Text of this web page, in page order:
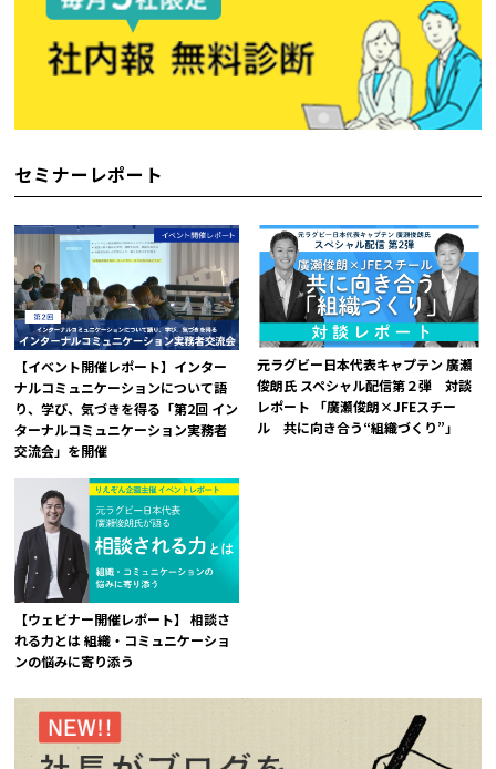
セミナーレポート
【イベント開催レポート】インター
ナルコミュニケーションについて語
り、学び、気づきを得る「第2回 イン
ターナルコミュニケーション実務者
交流会」を開催
元ラグビー日本代表キャプテン 廣瀬
俊朗氏 スペシャル配信第２弾 対談
レポート 「廣瀬俊朗×JFEスチー
ル 共に向き合う“組織づくり”」
【ウェビナー開催レポート】 相談さ
れる力とは 組織・コミュニケーショ
ンの悩みに寄り添う